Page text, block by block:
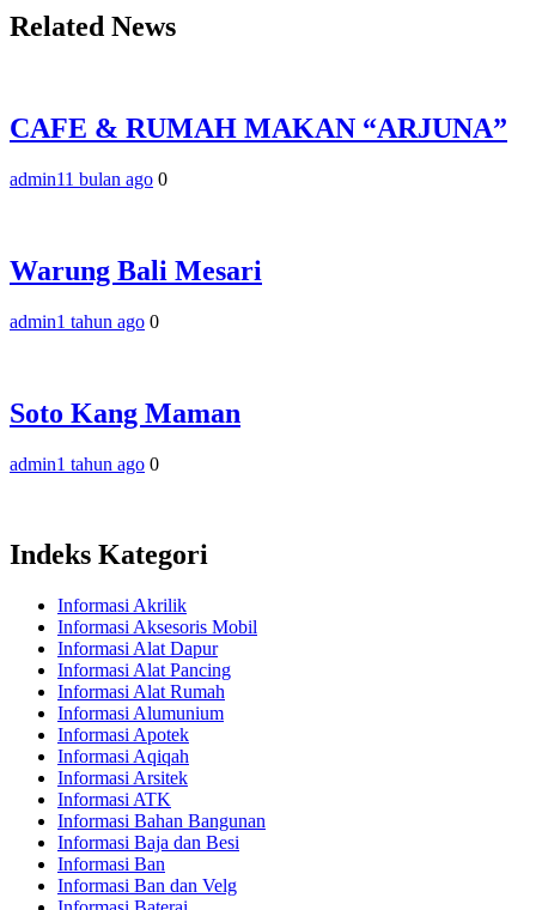
Related News
CAFE & RUMAH MAKAN “ARJUNA”
admin11 bulan ago 0
Warung Bali Mesari
admin1 tahun ago 0
Soto Kang Maman
admin1 tahun ago 0
Indeks Kategori
Informasi Akrilik
Informasi Aksesoris Mobil
Informasi Alat Dapur
Informasi Alat Pancing
Informasi Alat Rumah
Informasi Alumunium
Informasi Apotek
Informasi Aqiqah
Informasi Arsitek
Informasi ATK
Informasi Bahan Bangunan
Informasi Baja dan Besi
Informasi Ban
Informasi Ban dan Velg